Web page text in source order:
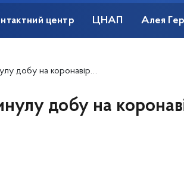
центр ЦНАП Алея
захворіли ще 286 людей
добу на